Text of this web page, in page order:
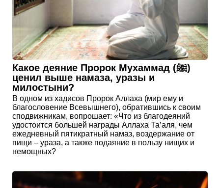
Какое деяние Пророк Мухаммад (ﷺ)
ценил выше намаза, уразы и
милостыни?
В одном из хадисов Пророк Аллаха (мир ему и
благословение Всевышнего), обратившись к своим
сподвижникам, вопрошает: «Что из благодеяний
удостоится большей награды Аллаха Та’аля, чем
ежедневный пятикратный намаз, воздержание от
пищи – ураза, а также подаяние в пользу нищих и
немощных?